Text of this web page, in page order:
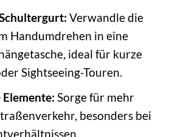
Verwandle die
Handumdrehen in eine
ideal für kurze
Sightseeing-Touren.
Sorge für mehr
besonders bei